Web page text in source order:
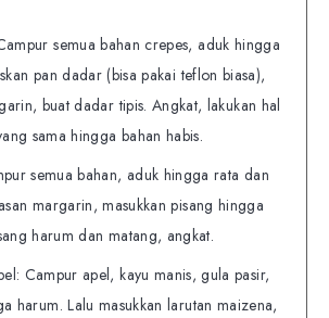
semua bahan crepes, aduk hingga
pan dadar (bisa pakai teflon biasa),
buat dadar tipis. Angkat, lakukan hal
sama hingga bahan habis.
semua bahan, aduk hingga rata dan
margarin, masukkan pisang hingga
harum dan matang, angkat.
Campur apel, kayu manis, gula pasir,
harum. Lalu masukkan larutan maizena,